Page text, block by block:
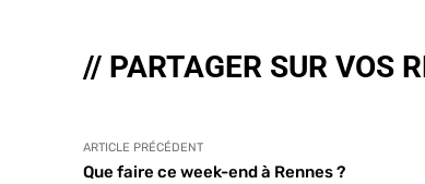
// PARTAGER SUR VOS
ARTICLE PRÉCÉDENT
Que faire ce week-end à Rennes ?